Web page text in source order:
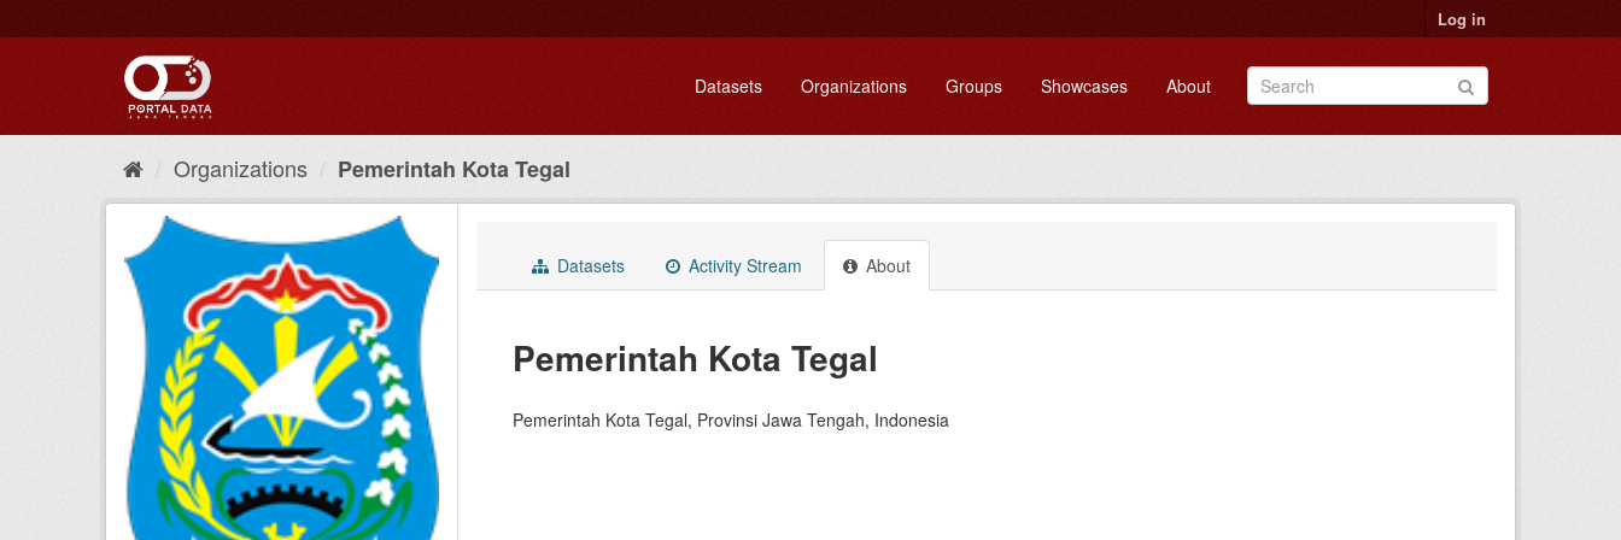
to
Log in
Datasets Organizations Groups Showcases About
Organizations Pemerintah Kota Tegal
Datasets Activity Stream About
Pemerintah Kota Tegal
Pemerintah Kota Tegal, Provinsi Jawa Tengah, Indonesia